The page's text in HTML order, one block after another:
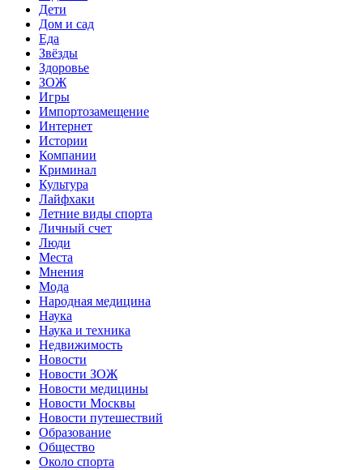
Дети
Дом и сад
Еда
Звёзды
Здоровье
ЗОЖ
Игры
Импортозамещение
Интернет
Истории
Компании
Криминал
Культура
Лайфхаки
Летние виды спорта
Личный счет
Люди
Места
Мнения
Мода
Народная медицина
Наука
Наука и техника
Недвижимость
Новости
Новости ЗОЖ
Новости медицины
Новости Москвы
Новости путешествий
Образование
Общество
Около спорта